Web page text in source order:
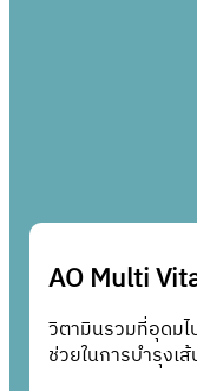
AO Multi
วิตามินรวมที่อุดม
ช่วยในการบำรุงเ